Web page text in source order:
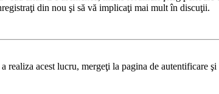
din nou şi să vă implicaţi mai mult în discuţii.
realiza acest lucru, mergeţi la pagina de autentificare